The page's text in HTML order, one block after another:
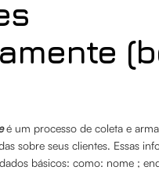
é um processo de coleta e
sobre seus clientes. Essas
básicos: como: nome ;